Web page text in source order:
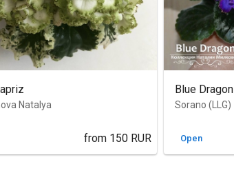
Natalya
from 150 RUR
Blue Dragon
Sorano (LLG)
Open